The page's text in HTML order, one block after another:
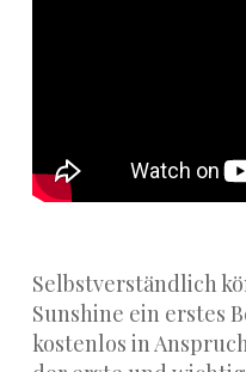
Selbstverständlich
Sunshine ein erstes
kostenlos in